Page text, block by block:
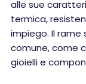
alle sue
termica,
impiego. Il
comune, come
gioielli e